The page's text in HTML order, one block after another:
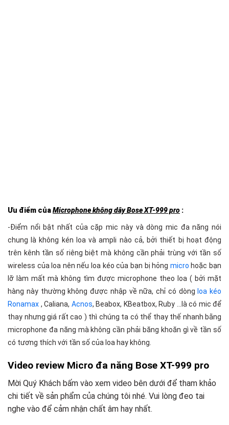
Ưu điểm củaMicrophone không dây Bose XT-999 pro :
-Điểm nổi bật nhất của cặp mic này và dòng mic đa năng nói
chung là không kén loa và ampli nào cả, bởi thiết bị hoạt động
trên kênh tần số riêng biệt mà không cần phải trùng với tần số
wireless của loa nên nếu loa kéo của bạn bị hỏng micro hoặc bạn
lỡ làm mất mà không tìm được microphone theo loa ( bởi mặt
hàng này thường không được nhập về nữa, chỉ có dòng loa kéo
Ronamax , Caliana, Acnos, Beabox, KBeatbox, Ruby …là có mic để
thay nhưng giá rất cao ) thì chúng ta có thể thay thế nhanh bằng
microphone đa năng mà không cần phải băng khoăn gì về tần số
có tương thích với tần số của loa hay không.
Video review Micro đa năng Bose XT-999 pro
Mời Quý Khách bấm vào xem video bên dưới để tham khảo
chi tiết về sản phẩm của chúng tôi nhé. Vui lòng đeo tai
nghe vào để cảm nhận chất âm hay nhất.